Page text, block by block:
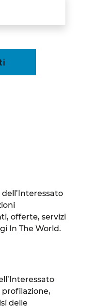
offerte, servizi
In The World.
delle